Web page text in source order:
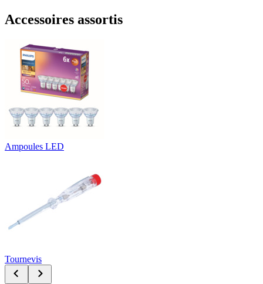
Accessoires assortis
Ampoules LED
Tournevis